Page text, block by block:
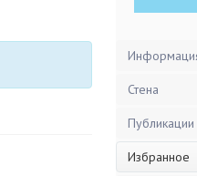
Стена
Публикации
Избранное